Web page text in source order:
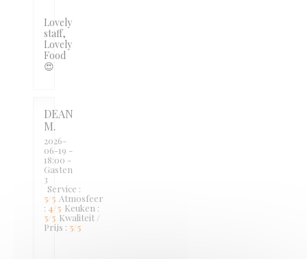
Lovely
staff,
Lovely
Food
😍
DEAN
M
2026-
06-19 -
18:00 -
Gasten
3
Service :
5/5 Atmosfeer
: 4/5 Keuken :
5/5 Kwaliteit /
Prijs : 5/5